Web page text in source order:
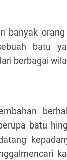
banyak
batu
berbagai
batu